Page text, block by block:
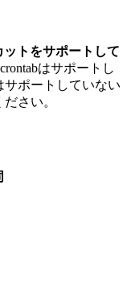
トをサポートして
はサポートし
ポートしていない
さい。